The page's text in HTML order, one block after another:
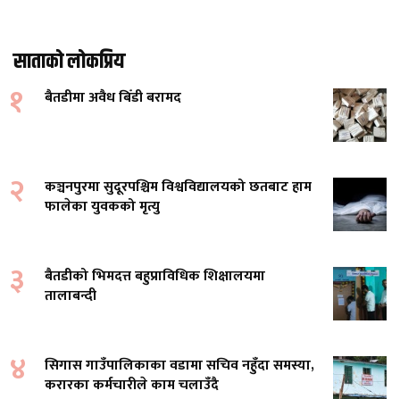
साताको लोकप्रिय
१ बैतडीमा अवैध बिँडी बरामद
२
कञ्चनपुरमा सुदूरपश्चिम विश्वविद्यालयको छतबाट हाम
फालेका युवकको मृत्यु
३
बैतडीको भिमदत्त बहुप्राविधिक शिक्षालयमा
तालाबन्दी
४
सिगास गाउँपालिकाका वडामा सचिव नहुँदा समस्या,
करारका कर्मचारीले काम चलाउँदै